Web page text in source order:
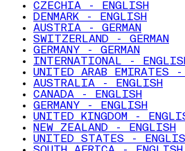
CZECHIA - ENGLISH
DENMARK - ENGLISH
AUSTRIA - GERMAN
SWITZERLAND - GERMAN
GERMANY - GERMAN
INTERNATIONAL -
UNITED ARAB EMIRATES -
AUSTRALIA - ENGLISH
CANADA - ENGLISH
GERMANY - ENGLISH
UNITED KINGDOM -
NEW ZEALAND - ENGLISH
UNITED STATES -